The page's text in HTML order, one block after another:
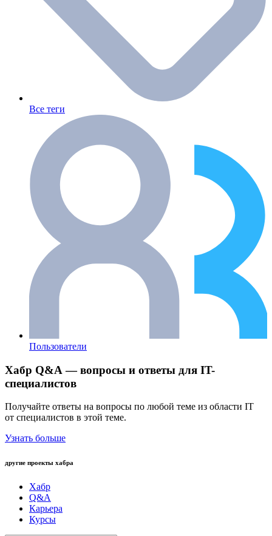
Все теги
Пользователи
Хабр Q&A — вопросы и ответы для IT-
специалистов
Получайте ответы на вопросы по любой теме из области IT
от специалистов в этой теме.
Узнать больше
другие проекты хабра
Хабр
Q&A
Карьера
Курсы